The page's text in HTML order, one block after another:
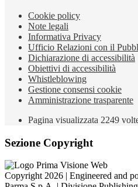
Cookie policy
Note legali
Informativa Privacy
Ufficio Relazioni con il
Dichiarazione di accessibilità
Obiettivi di accessibilità
Whistleblowing
Gestione consensi cookie
Amministrazione trasparente
Pagina visualizzata 2249
Sezione Copyright
Copyright 2026 | Engineered and